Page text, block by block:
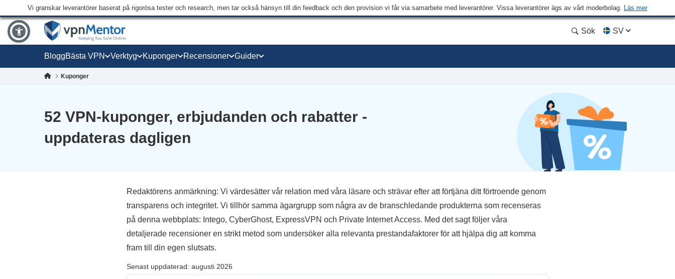
Vi granskar leverantörer baserat på rigorösa tester och research, men tar också hänsyn till din feedback och den provision vi får via samarbete med leverantörer. Vissa leverantörer ägs av vårt moderbolag. Läs mer
Sök SV
BloggBästa VPN Verktyg Kuponger Recensioner Guider
Kuponger
52 VPN-kuponger, erbjudanden och rabatter -
uppdateras dagligen
Redaktörens anmärkning: Vi värdesätter vår relation med våra läsare och strävar efter att förtjäna ditt förtroende genom
transparens och integritet. Vi tillhör samma ägargrupp som några av de branschledande produkterna som recenseras
på denna webbplats: Intego, CyberGhost, ExpressVPN och Private Internet Access. Med det sagt följer våra
detaljerade recensioner en strikt metod som undersöker alla relevanta prestandafaktorer för att hjälpa dig att komma
fram till din egen slutsats.
Senast uppdaterad: augusti 2026